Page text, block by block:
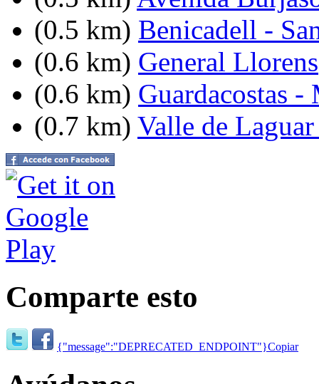
(0.5 km) Benicadell -
(0.6 km) General Llorens
(0.6 km) Guardacostas -
(0.7 km) Valle de
Comparte esto
{"message":"DEPRECATED_ENDPOINT"}Copiar